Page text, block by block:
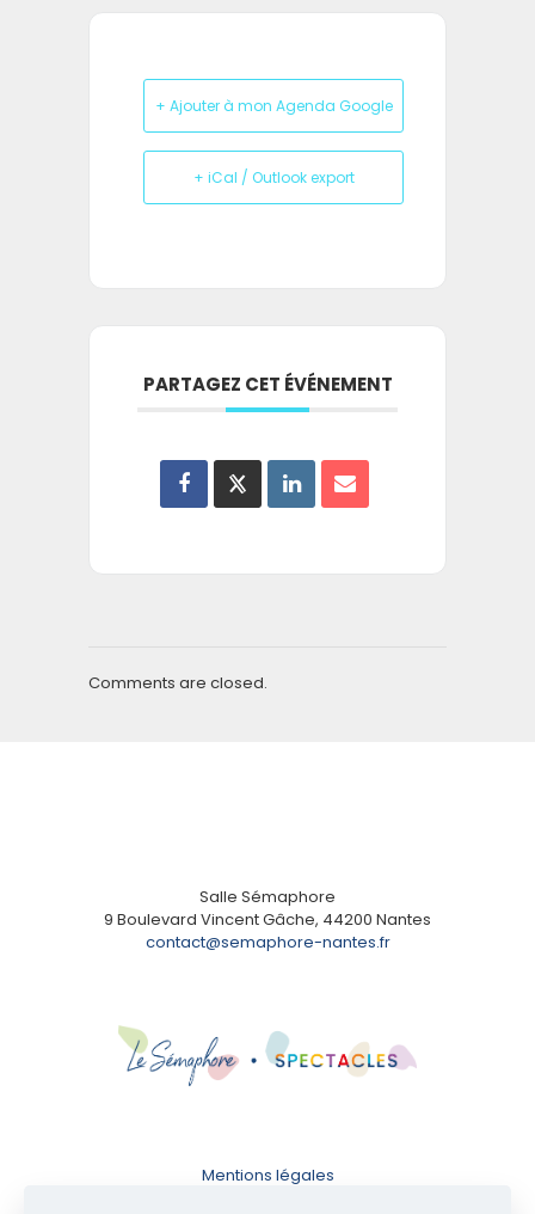
+ Ajouter à mon Agenda Google
+ iCal / Outlook export
PARTAGEZ CET ÉVÉNEMENT
Comments are closed.
Salle Sémaphore
9 Boulevard Vincent Gâche, 44200 Nantes
contact@semaphore-nantes.fr
Mentions légales